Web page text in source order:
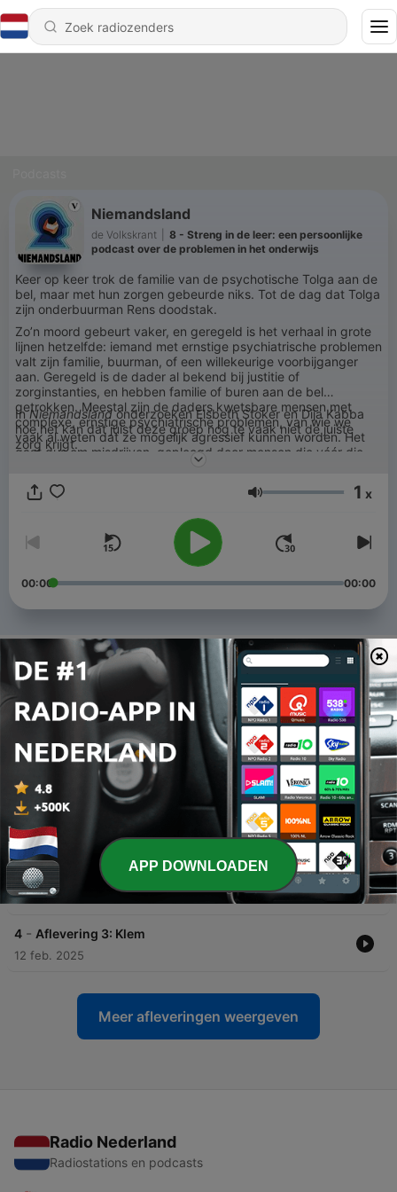
Niemandsland
de Volkskrant
8 - Streng in de leer: een persoonlijke
podcast over de problemen in het onderwijs
Keer op keer trok de familie van de psychotische Tolga aan de
bel, maar met hun zorgen gebeurde niks. Tot de dag dat Tolga
zijn onderbuurman Rens doodstak.
Zo’n moord gebeurt vaker, en geregeld is het verhaal in grote
lijnen hetzelfde: iemand met ernstige psychiatrische problemen
valt zijn familie, buurman, of een willekeurige voorbijganger
aan. Geregeld is de dader al bekend bij justitie of
zorginstanties, en hebben familie of buren aan de bel
getrokken. Meestal zijn de daders kwetsbare mensen met
complexe, ernstige psychiatrische problemen, van wie we
vaak al weten dat ze mogelijk agressief kunnen worden. Het
gaat dus om misdrijven, gepleegd door mensen die vóór die
fatale dag patiënten waren, of hadden moeten zijn.
InNiemandslandonderzoeken Elsbeth Stoker en Dija Kabba
hoe het kan dat juist deze groep nog te vaak niet de juiste
zorg krijgt.
Volume 1 x
00:00 00:00
Afleveringen
Streng in de leer: een persoonlijke podcast over de
problemen in het onderwijs
7 - Aflevering 6: Rens
05 mrt. 2025
6 - Aflevering 5: De slogan
26 feb. 2025
5 - Aflevering 4: Pannenkoeken
19 feb. 2025
4 - Aflevering 3: Klem
12 feb. 2025
Meer afleveringen weergeven
Radio Nederland
Radiostations en podcasts
APP DOWNLOADEN